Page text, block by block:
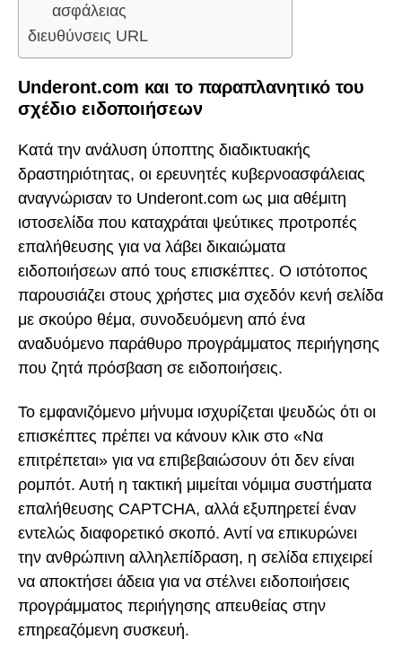
ασφάλειας
διευθύνσεις URL
Underont.com και το παραπλανητικό του
σχέδιο ειδοποιήσεων
Κατά την ανάλυση ύποπτης διαδικτυακής
δραστηριότητας, οι ερευνητές κυβερνοασφάλειας
αναγνώρισαν το Underont.com ως μια αθέμιτη
ιστοσελίδα που καταχράται ψεύτικες προτροπές
επαλήθευσης για να λάβει δικαιώματα
ειδοποιήσεων από τους επισκέπτες. Ο ιστότοπος
παρουσιάζει στους χρήστες μια σχεδόν κενή σελίδα
με σκούρο θέμα, συνοδευόμενη από ένα
αναδυόμενο παράθυρο προγράμματος περιήγησης
που ζητά πρόσβαση σε ειδοποιήσεις.
Το εμφανιζόμενο μήνυμα ισχυρίζεται ψευδώς ότι οι
επισκέπτες πρέπει να κάνουν κλικ στο «Να
επιτρέπεται» για να επιβεβαιώσουν ότι δεν είναι
ρομπότ. Αυτή η τακτική μιμείται νόμιμα συστήματα
επαλήθευσης CAPTCHA, αλλά εξυπηρετεί έναν
εντελώς διαφορετικό σκοπό. Αντί να επικυρώνει
την ανθρώπινη αλληλεπίδραση, η σελίδα επιχειρεί
να αποκτήσει άδεια για να στέλνει ειδοποιήσεις
προγράμματος περιήγησης απευθείας στην
επηρεαζόμενη συσκευή.